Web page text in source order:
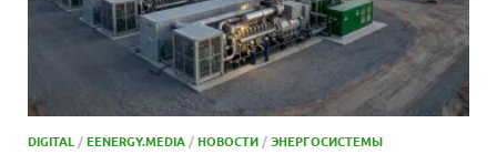
DIGITAL /EENERGY.MEDIA /НОВОСТИ /ЭНЕРГОСИСТЕМЫ